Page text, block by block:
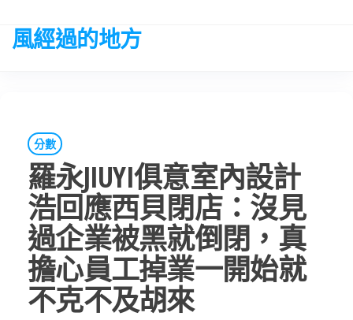
the
風經過的地方
分數
羅永JIUYI俱意室內設計
浩回應西貝閉店：沒見
過企業被黑就倒閉，真
擔心員工掉業一開始就
不克不及胡來